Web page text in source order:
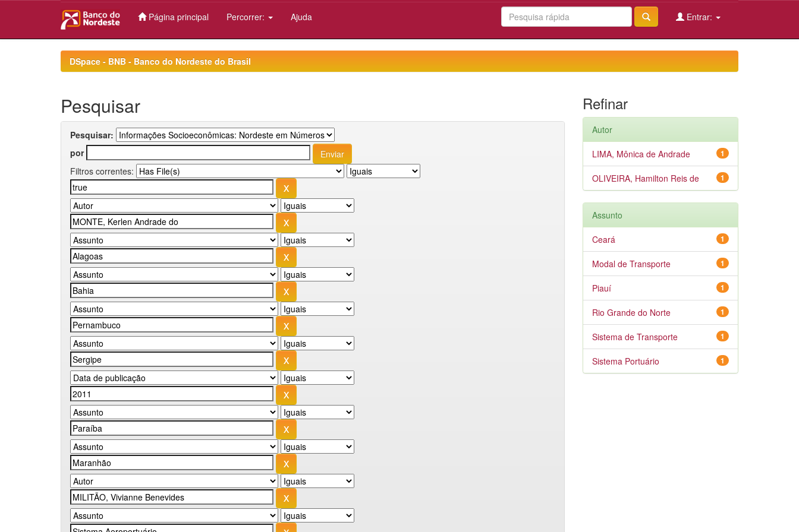
Página principal Percorrer: Ajuda Entrar:
DSpace - BNB - Banco do Nordeste do Brasil
Pesquisar
Pesquisar:
por
Filtros correntes:
Refinar
Autor
1
LIMA, Mônica de Andrade
1
OLIVEIRA, Hamilton Reis de
Assunto
1
Ceará
1
Modal de Transporte
1
Piauí
1
Rio Grande do Norte
1
Sistema de Transporte
1
Sistema Portuário